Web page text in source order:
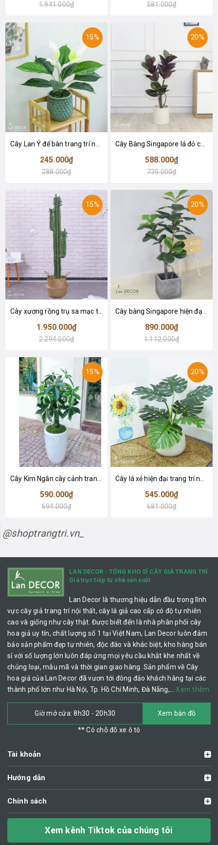
1.941.000₫ 581.000₫
15%
245.000₫
288.000₫
20%
Cây Bàng Singapore lá đỏ cây giả trang trí Lan Decor (110cm) - LC2918-1
588.000₫
735.000₫
15%
Cây xương rồng trụ sa mạc trang trí loại 2 tay (155cm) - LC2912
1.950.000₫
2.294.000₫
20%
890.000₫
1.112.000₫
15%
590.000₫
694.000₫
20%
545.000₫
681.000₫
@shoptrangtri.vn_
LAN DECOR - TỔNG KHO SỈ CÂY GIẢ TRANG TRÍ
Giá trực tiếp từ nhà sản xuất
Lan Decor là thương hiệu dẫn đầu trong lĩnh
vực cây giả trang trí nội thất, cây lá giả cao cấp có độ tự nhiên
cao và giống như cây thật. Được biết đến là nhà phân phối cây
hoa giả uy tín, chất lượng số 1 tại Việt Nam, Lan Decor luôn đảm
bảo sản phẩm đẹp tự nhiên, độc đáo và khác biệt, kho hàng bán
sỉ với số lượng lớn luôn đáp ứng mọi yêu cầu khắt khe nhất về
chủng loại, mẫu mã và thời gian giao hàng. Sản phẩm về Cây
hoa giả của Lan Decor đã vươn tới đông đảo khách hàng tại các
thành phố lớn như Hà Nội, Tp. Hồ Chí Minh, Đà Nẵng,… Xem thêm
Giờ mở cửa: 8h30 - 20h30 Xem bản đồ
** Có chỗ đỗ xe ô tô
Tài khoản
Hướng dẫn
Chính sách
Xem kênh Tiktok của chúng tôi